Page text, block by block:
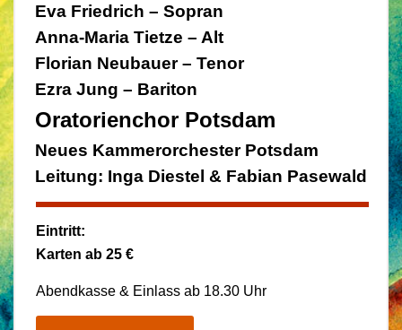
Eva Friedrich – Sopran
Anna-Maria Tietze – Alt
Florian Neubauer – Tenor
Ezra Jung – Bariton
Oratorienchor Potsdam
Neues Kammerorchester Potsdam
Leitung: Inga Diestel & Fabian Pasewald
Eintritt:
Karten ab 25 €
Abendkasse & Einlass ab 18.30 Uhr